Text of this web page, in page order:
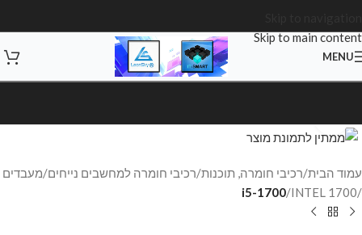
Skip to main content
MENU
עמוד הבית רכיבי חומרה, תוכנות רכיבי חומרה למחשבים נייחים מעבדים
INTEL 1700
i5-1700